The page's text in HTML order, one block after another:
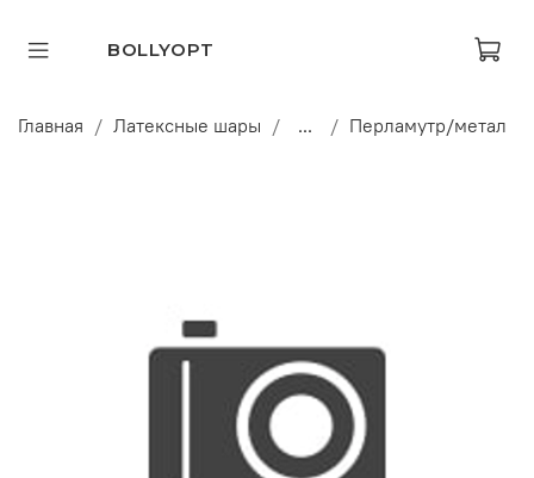
BOLLYOPT
Главная Латексные шары ... Перламутр/метал